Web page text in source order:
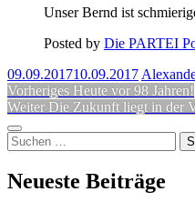
Unser Bernd ist
Posted by Die PARTEI
09.09.201710.09.2017
Beitragsnavigation
Vorheriges Vorheriger
Beitrag:
Heute vor 98 Jahren!
Weiter Nächster
Die Zukunft liegt in der
Seitenleiste
Suchen
nach:
Neueste Beiträge